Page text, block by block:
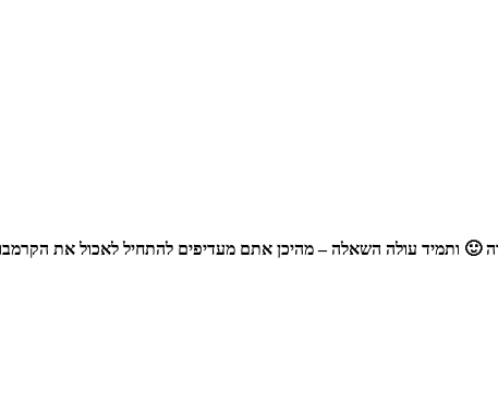
🙂 ותמיד עולה השאלה – מהיכן אתם מעדיפים להתחיל לאכול את